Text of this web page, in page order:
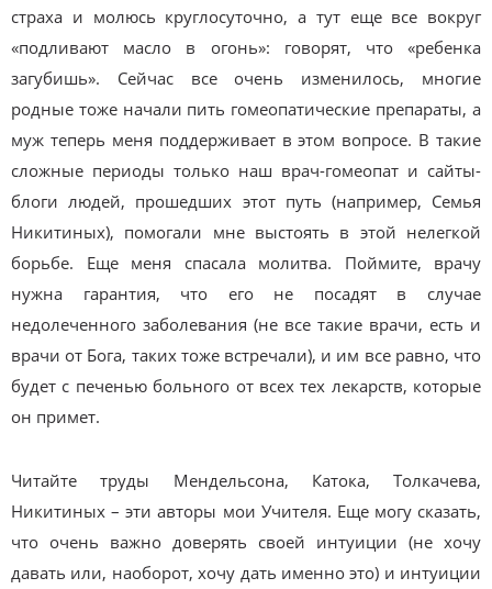
страха и молюсь круглосуточно, а тут еще все вокруг
«подливают масло в огонь»: говорят, что «ребенка
загубишь». Сейчас все очень изменилось, многие
родные тоже начали пить гомеопатические препараты, а
муж теперь меня поддерживает в этом вопросе. В такие
сложные периоды только наш врач-гомеопат и сайты-
блоги людей, прошедших этот путь (например, Семья
Никитиных), помогали мне выстоять в этой нелегкой
борьбе. Еще меня спасала молитва. Поймите, врачу
нужна гарантия, что его не посадят в случае
недолеченного заболевания (не все такие врачи, есть и
врачи от Бога, таких тоже встречали), и им все равно, что
будет с печенью больного от всех тех лекарств, которые
он примет.
Читайте труды Мендельсона, Катока, Толкачева,
Никитиных – эти авторы мои Учителя. Еще могу сказать,
что очень важно доверять своей интуиции (не хочу
давать или, наоборот, хочу дать именно это) и интуиции